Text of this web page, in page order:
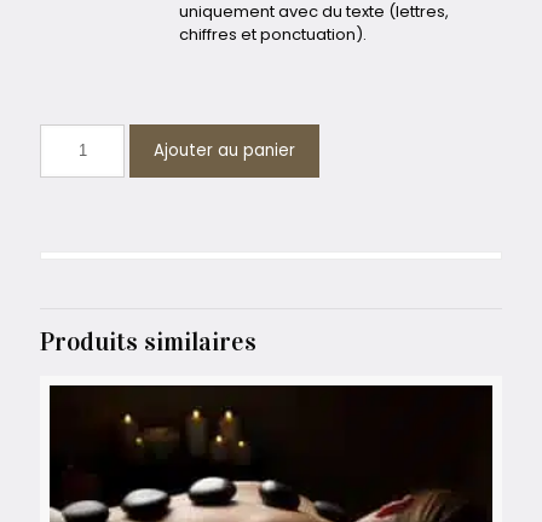
uniquement avec du texte (lettres,
chiffres et ponctuation).
Ajouter au panier
Produits similaires